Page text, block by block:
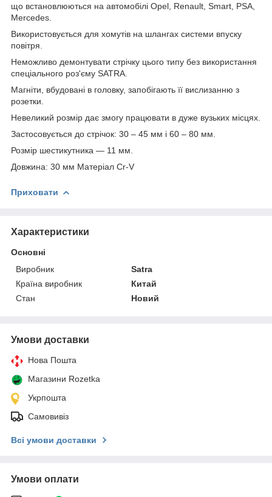
що встановлюються на автомобілі Opel, Renault, Smart, PSA,
Mercedes.
Використовується для хомутів на шлангах системи впуску
повітря.
Неможливо демонтувати стрічку цього типу без використання
спеціального роз'єму SATRA.
Магніти, вбудовані в головку, запобігають її вислизанню з
розетки.
Невеликий розмір дає змогу працювати в дуже вузьких місцях.
Застосовується до стрічок: 30 – 45 мм і 60 – 80 мм.
Розмір шестикутника — 11 мм.
Довжина: 30 мм Матеріал Cr-V
Приховати
Характеристики
Основні
Виробник
Satra
Країна виробник
Китай
Стан
Новий
Умови доставки
Нова Пошта
Магазини Rozetka
Укрпошта
Самовивіз
Всі умови доставки
Умови оплати